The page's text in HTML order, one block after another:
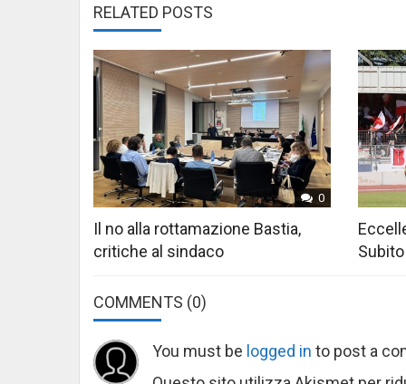
RELATED POSTS
0
Il no alla rottamazione Bastia,
critiche al sindaco
COMMENTS (0)
You must be logged in to post a